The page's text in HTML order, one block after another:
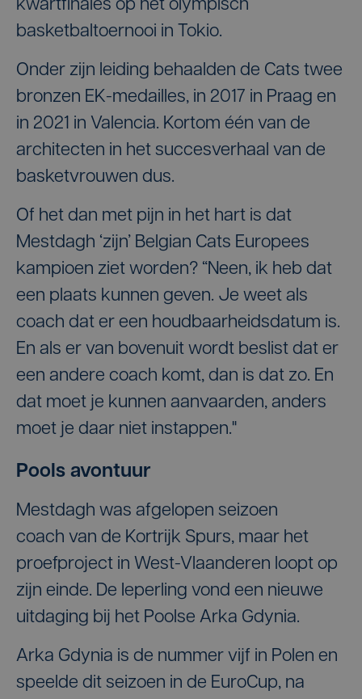
kwartfinales op het olympisch
basketbaltoernooi in Tokio.
Onder zijn leiding behaalden de Cats twee
bronzen EK-medailles, in 2017 in Praag en
in 2021 in Valencia. Kortom één van de
architecten in het succesverhaal van de
basketvrouwen dus.
Of het dan met pijn in het hart is dat
Mestdagh ‘zijn’ Belgian Cats Europees
kampioen ziet worden? “Neen, ik heb dat
een plaats kunnen geven. Je weet als
coach dat er een houdbaarheidsdatum is.
En als er van bovenuit wordt beslist dat er
een andere coach komt, dan is dat zo. En
dat moet je kunnen aanvaarden, anders
moet je daar niet instappen."
Pools avontuur
Mestdagh was afgelopen seizoen
coach van de Kortrijk Spurs, maar het
proefproject in West-Vlaanderen loopt op
zijn einde. De Ieperling vond een nieuwe
uitdaging bij het Poolse Arka Gdynia.
Arka Gdynia is de nummer vijf in Polen en
speelde dit seizoen in de EuroCup, na